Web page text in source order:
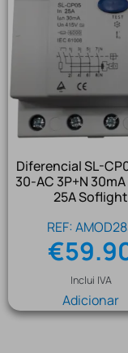
Diferencial SL-
30-AC 3P+N
25A Soflight
REF:
€
Inclui IVA
Adicionar